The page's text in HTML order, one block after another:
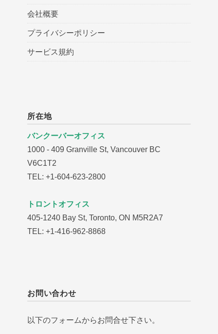
会社概要
プライバシーポリシー
サービス規約
所在地
バンクーバーオフィス
1000 - 409 Granville St, Vancouver BC
V6C1T2
TEL: +1-604-623-2800
トロントオフィス
405-1240 Bay St, Toronto, ON M5R2A7
TEL: +1-416-962-8868
お問い合わせ
以下のフォームからお問合せ下さい。